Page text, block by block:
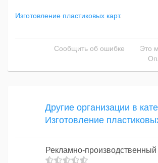
Изготовление пластиковых карт.
Сообщить об ошибке
Это
Другие организации в
Изготовление
Рекламно-